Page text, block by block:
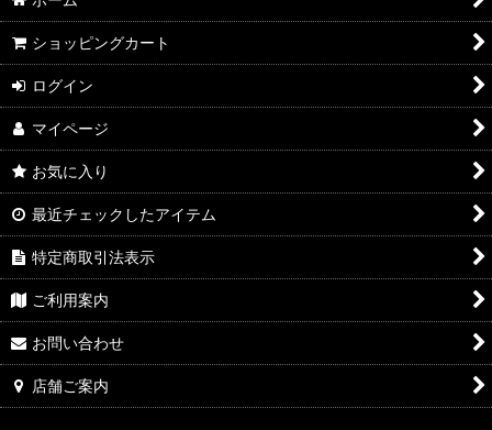
2026年6月DMワイン
2026年5月DMワイン
2026年4月DMワイン
2026年3月DMワイン
2026年2月DMワイン
2026年1月DMワイン
2025年12月DMワイン
2025年11月DMワイン
2025年10月DMワイン
ショッピングカート
ログイン
マイページ
お気に入り
最近チェックしたアイテム
特定商取引法表示
ご利用案内
お問い合わせ
店舗ご案内